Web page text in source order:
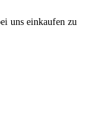
uns einkaufen zu
einer
–